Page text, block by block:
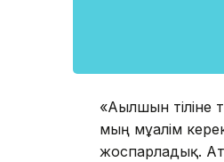
«Ағылшын
мың мұғалім
жоспарладық.